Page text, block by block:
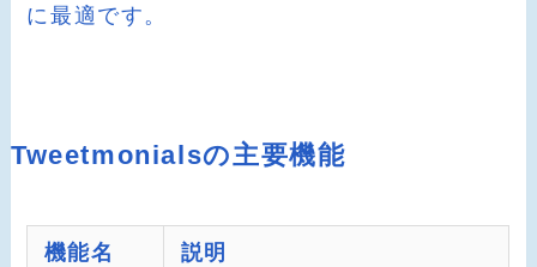
に最適です。
Tweetmonialsの主要機能
機能名 説明